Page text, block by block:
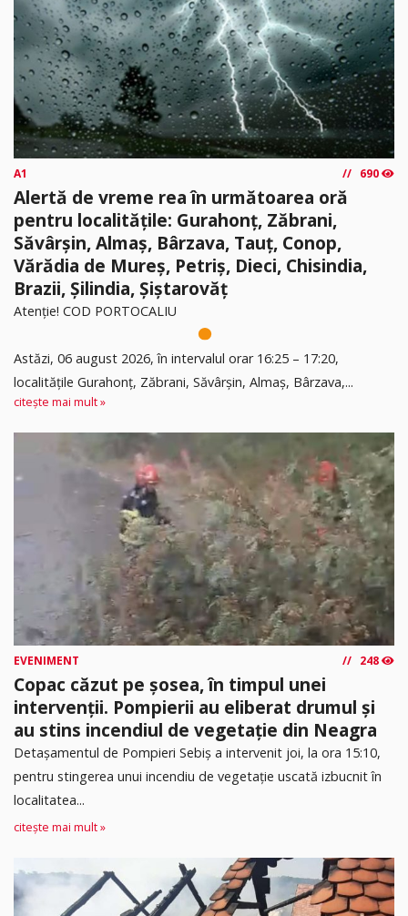
A1 690
Alertă de vreme rea în următoarea oră
pentru localitățile: Gurahonț, Zăbrani,
Săvârșin, Almaș, Bârzava, Tauț, Conop,
Vărădia de Mureș, Petriș, Dieci, Chisindia,
Brazii, Șilindia, Șiștarovăț
Atenție! COD PORTOCALIU
Astăzi, 06 august 2026, în intervalul orar 16:25 – 17:20,
localitățile Gurahonț, Zăbrani, Săvârșin, Almaș, Bârzava,...
citește mai mult »
EVENIMENT 248
Copac căzut pe șosea, în timpul unei
intervenții. Pompierii au eliberat drumul și
au stins incendiul de vegetație din Neagra
Detașamentul de Pompieri Sebiș a intervenit joi, la ora 15:10,
pentru stingerea unui incendiu de vegetație uscată izbucnit în
localitatea...
citește mai mult »